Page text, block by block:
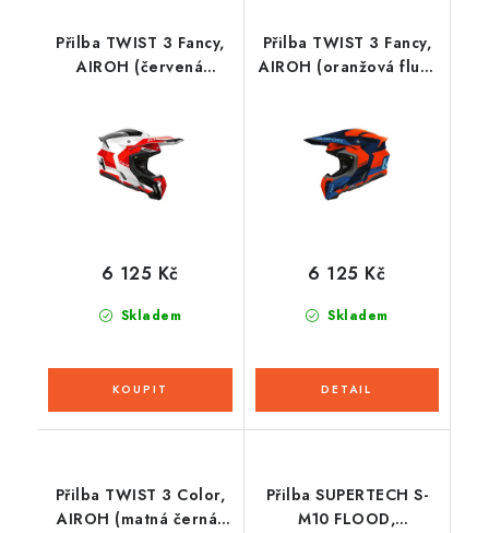
Přilba TWIST 3 Fancy,
AIROH (červená
Skladem
6 125 Kč
Přilba TWIST 3 Fancy,
AIROH (oranžová fluo-
Skladem
6 125 Kč
Přilba TWIST 3 Color,
AIROH (matná černá)
Přilba SUPERTECH S-
M10 FLOOD,